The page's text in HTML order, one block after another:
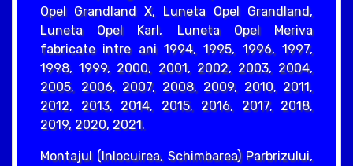
Opel Grandland X, Luneta Opel Grandland,
Luneta Opel Karl, Luneta Opel Meriva
fabricate intre ani 1994, 1995, 1996, 1997,
1998, 1999, 2000, 2001, 2002, 2003, 2004,
2005, 2006, 2007, 2008, 2009, 2010, 2011,
2012, 2013, 2014, 2015, 2016, 2017, 2018,
2019, 2020, 2021.
Montajul (Inlocuirea, Schimbarea) Parbrizului,